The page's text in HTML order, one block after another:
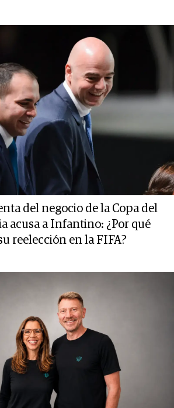
del negocio de la Copa del
acusa a Infantino: ¿Por qué
reelección en la FIFA?